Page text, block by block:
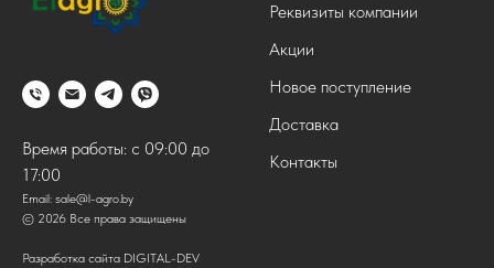
Время работы: с 09:00 до
17:00
Email: sale@l-agro.by
© 2026 Все права защищены
Разработка сайта DIGITAL-DEV
Реквизиты компании
Акции
Новое поступление
Доставка
Контакты